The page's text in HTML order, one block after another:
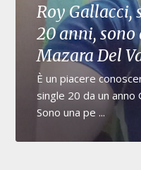
Roy Gallacci,
20 anni,
Mazara Del
È un piacere
single 20 da un anno
Sono una pe ...